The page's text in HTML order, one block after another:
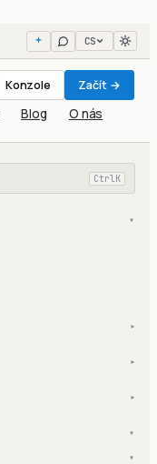
CS
Blog O nás
Konzole Začít →
Ctrl K
▾
▾
▾
▾
▾
▾